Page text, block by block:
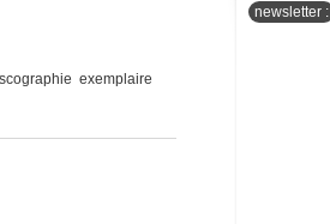
exemplaire
newsletter :